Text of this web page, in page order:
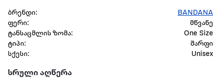
ბრენდი:
BANDANA
ფერი:
მწვანე
ტანსაცმლის ზომა:
One Size
ტიპი:
შარფი
სქესი:
Unisex
სრული აღწერა